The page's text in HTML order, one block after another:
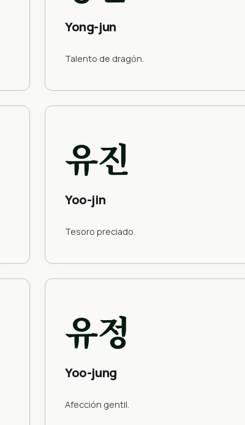
Yong-jun
Talento de dragón.
유진
Yoo-jin
Tesoro preciado.
유정
Yoo-jung
Afección gentil.